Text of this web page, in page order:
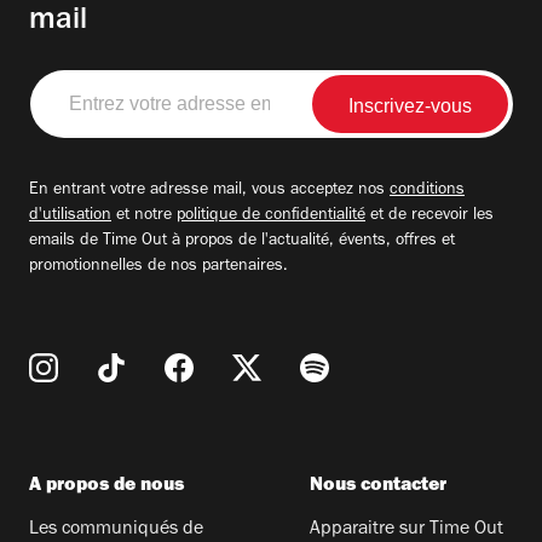
mail
Entrez
votre
adresse
En entrant votre adresse mail, vous acceptez nos conditions
d'utilisation et notre politique de confidentialité et de recevoir les
emails de Time Out à propos de l'actualité, évents, offres et
promotionnelles de nos partenaires.
A propos de nous
Les communiqués de
Nous contacter
Apparaitre sur Time Out